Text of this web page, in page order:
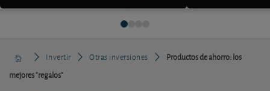
Invertir Otras inversiones
Productos de ahorro: los
mejores "regalos"